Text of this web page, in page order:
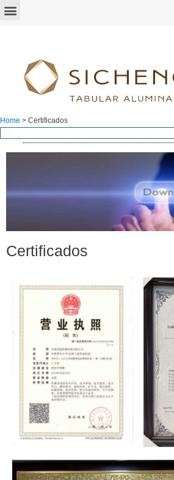
Home > Certificados
Certificados